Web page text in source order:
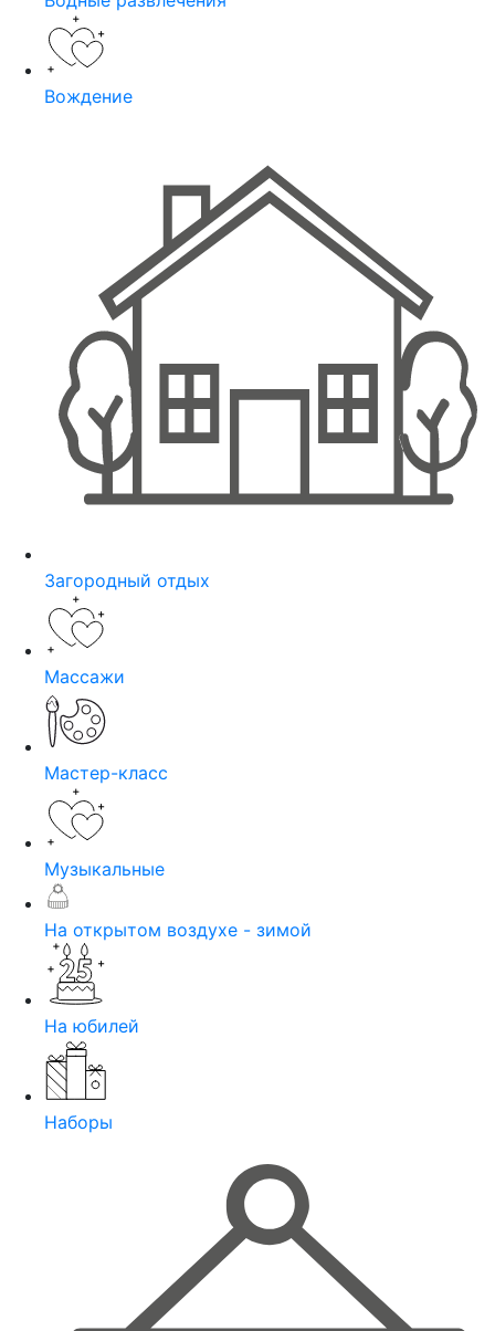
Вождение
Загородный отдых
Массажи
Мастер-класс
Музыкальные
На открытом воздухе - зимой
На юбилей
Наборы